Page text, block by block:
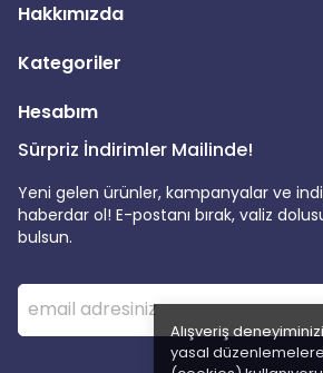
Alışveriş
yasal
Hakkımızda
Kategoriler
Hesabım
Sürpriz İndirimler Mailinde!
Yeni gelen ürünler, kampanyalar ve
haberdar ol! E-postanı bırak, valiz
bulsun.